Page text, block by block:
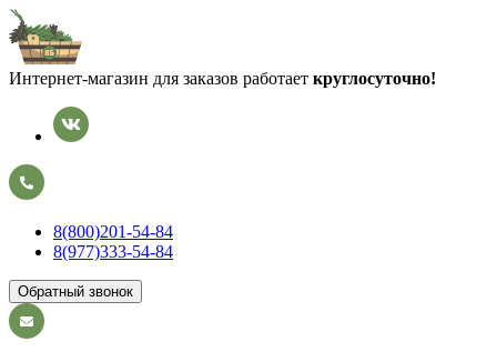
Интернет-магазин для заказов работает круглосуточно!
8(800)201-54-84
8(977)333-54-84
Обратный звонок